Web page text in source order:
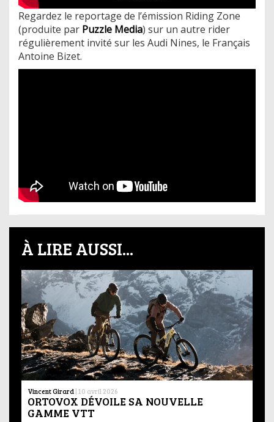
Regardez le reportage de l’émission Riding Zone
(produite par Puzzle Media) sur un autre rider
régulièrement invité sur les Audi Nines, le Français
Antoine Bizet.
À LIRE AUSSI...
Vincent Girard | 10 avril 2026
ORTOVOX DÉVOILE SA NOUVELLE
GAMME VTT